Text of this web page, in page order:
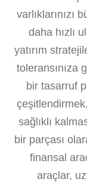
varlıklarınızı
daha hızlı
yatırım
toleransınıza
bir tasarruf
sağlıklı
bir parçası
finansal
araçlar,